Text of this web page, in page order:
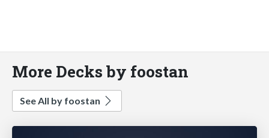
More Decks by foostan
See All by foostan